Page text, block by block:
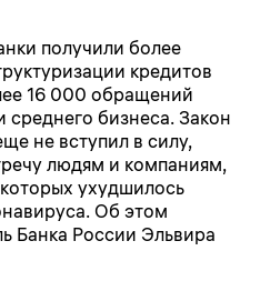
получили более
кредитов
16 000 обращений
среднего бизнеса. Закон
не вступил в силу,
людям и компаниям,
ухудшилось
Об этом
Банка России Эльвира